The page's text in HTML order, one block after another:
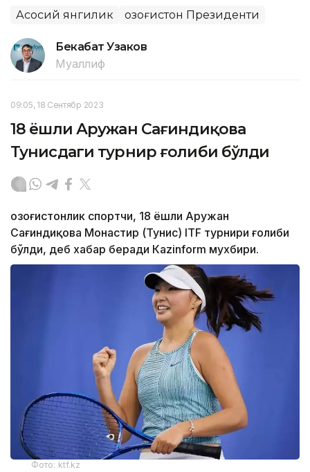
Асосий янгилик Қозоғистон Президенти
Бекабат Узаков
Муаллиф
09:05, 18 Сентябр 2023
18 ёшли Аружан Сағиндиқова
Тунисдаги турнир ғолиби бўлди
Қозоғистонлик спортчи, 18 ёшли Аружан
Сағиндиқова Монастир (Тунис) ITF турнири ғолиби
бўлди, деб хабар беради Каzinform мухбири.
Фото: ktf.kz